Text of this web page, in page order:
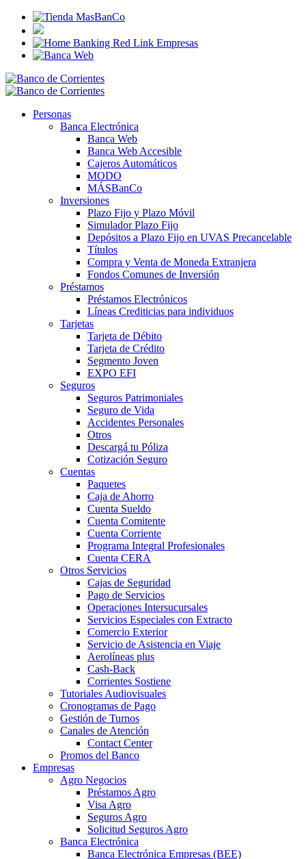
Personas
Banca Electrónica
Banca Web
Banca Web Accesible
Cajeros Automáticos
MODO
MÁSBanCo
Inversiones
Plazo Fijo y Plazo Móvil
Simulador Plazo Fijo
Depósitos a Plazo Fijo en UVAS Precancelable
Títulos
Compra y Venta de Moneda Extranjera
Fondos Comunes de Inversión
Préstamos
Préstamos Electrónicos
Líneas Crediticias para individuos
Tarjetas
Tarjeta de Débito
Tarjeta de Crédito
Segmento Joven
EXPO EFI
Seguros
Seguros Patrimoniales
Seguro de Vida
Accidentes Personales
Otros
Descargá tu Póliza
Cotización Seguro
Cuentas
Paquetes
Caja de Ahorro
Cuenta Sueldo
Cuenta Comitente
Cuenta Corriente
Programa Integral Profesionales
Cuenta CERA
Otros Servicios
Cajas de Seguridad
Pago de Servicios
Operaciones Intersucursales
Servicios Especiales con Extracto
Comercio Exterior
Servicio de Asistencia en Viaje
Aerolíneas plus
Cash-Back
Corrientes Sostiene
Tutoriales Audiovisuales
Cronogramas de Pago
Gestión de Turnos
Canales de Atención
Contact Center
Promos del Banco
Empresas
Agro Negocios
Préstamos Agro
Visa Agro
Seguros Agro
Solicitud Seguros Agro
Banca Electrónica
Banca Electrónica Empresas (BEE)